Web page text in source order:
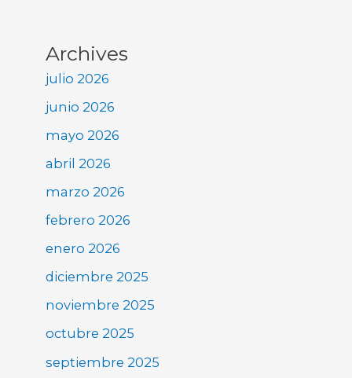
Archives
julio 2026
junio 2026
mayo 2026
abril 2026
marzo 2026
febrero 2026
enero 2026
diciembre 2025
noviembre 2025
octubre 2025
septiembre 2025